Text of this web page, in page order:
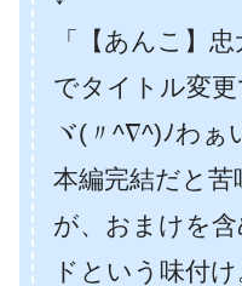
「【あんこ】
でタイトル変更
ヾ(〃^∇^)ﾉわぁ
本編完結だと
が、おまけを
ドという味付け